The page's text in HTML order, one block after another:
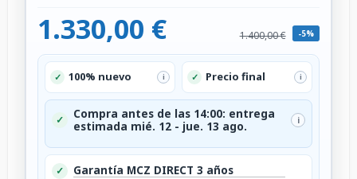
1.330,00 € 1.400,00 € -5%
✓ 100% nuevo i ✓ Precio final i
✓
Compra antes de las 14:00: entrega
estimada mié. 12 - jue. 13 ago.
i
✓ Garantía MCZ DIRECT 3 años